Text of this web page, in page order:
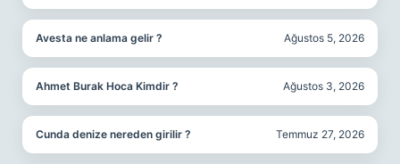
Avesta ne anlama gelir ? Ağustos 5, 2026
Ahmet Burak Hoca Kimdir ? Ağustos 3, 2026
Cunda denize nereden girilir ? Temmuz 27, 2026